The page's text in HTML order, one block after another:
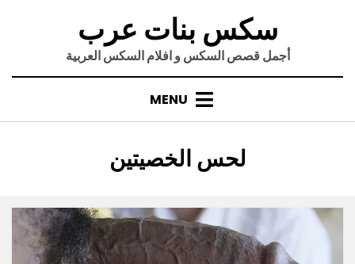
سكس بنات عرب
أجمل قصص السكس و افلام السكس العربية
MENU
الوسم
:
لحس الخصيتين